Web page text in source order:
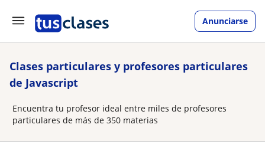
Anunciarse
Clases particulares y profesores particulares
de Javascript
Encuentra tu profesor ideal entre miles de profesores
particulares de más de 350 materias